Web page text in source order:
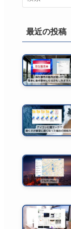
最近の投稿